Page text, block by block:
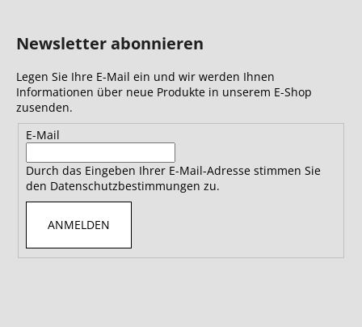
Newsletter abonnieren
Legen Sie Ihre E-Mail ein und wir werden Ihnen
Informationen über neue Produkte in unserem E-Shop
zusenden.
E-Mail
Durch das Eingeben Ihrer E-Mail-Adresse stimmen Sie
den Datenschutzbestimmungen zu.
ANMELDEN